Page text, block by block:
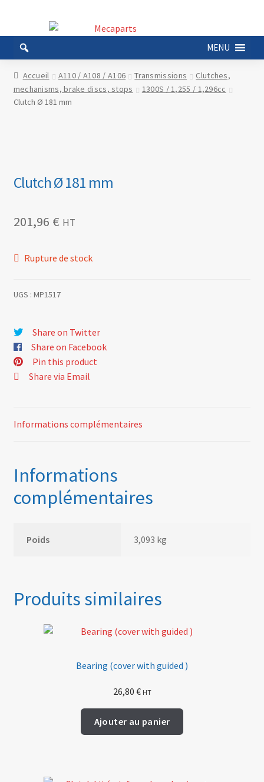
la
navigation
au
contenu
MENU
Accueil A110 / A108 / A106 Transmissions
Clutches,
mechanisms, brake discs, stops
1300S / 1,255 / 1,296cc
Clutch Ø 181 mm
Clutch Ø 181 mm
201,96 € HT
Rupture de stock
UGS : MP1517
Share on Twitter
Share on Facebook
Pin this product
Share via Email
Informations complémentaires
Informations
complémentaires
Poids 3,093 kg
Produits similaires
Bearing (cover with guided )
26,80 € HT
Ajouter au panier